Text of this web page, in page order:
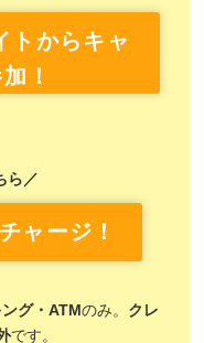
トからキャ
！
ら／
ャージ！
グ・ATMのみ。 クレ
です。